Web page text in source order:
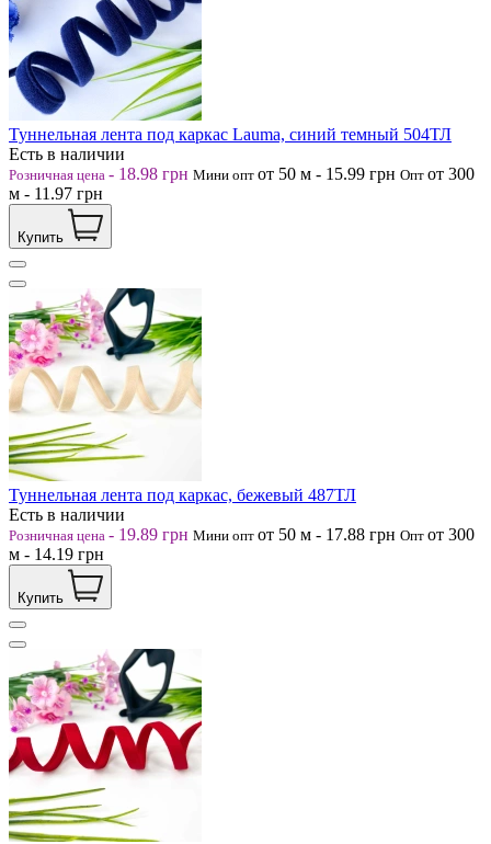
Туннельная лента под каркас Lauma, синий темный 504ТЛ
Есть в наличии
Розничная цена - 18.98 грн Мини опт от 50 м - 15.99 грн Опт от 300
м - 11.97 грн
Купить
Туннельная лента под каркас, бежевый 487ТЛ
Есть в наличии
Розничная цена - 19.89 грн Мини опт от 50 м - 17.88 грн Опт от 300
м - 14.19 грн
Купить